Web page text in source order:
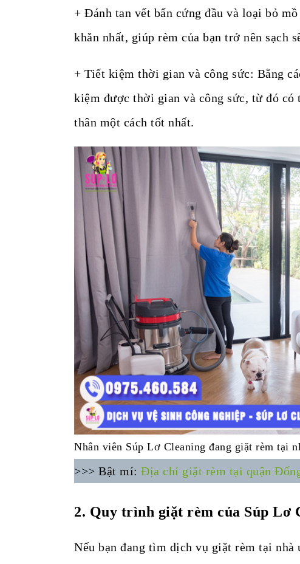
+ Đánh tan vết bẩn cứng đầu và loại bỏ
khăn nhất, giúp rèm của bạn trở nên sạch
+ Tiết kiệm thời gian và công sức: Bằng
kiệm được thời gian và công sức, từ đó có
thân một cách tốt nhất.
Nhân viên Súp Lơ Cleaning đang giặt rèm tại
>>> Bật mí: Địa chỉ giặt rèm tại quận
2. Quy trình giặt rèm của Súp Lơ
Nếu bạn đang tìm dịch vụ giặt rèm tại